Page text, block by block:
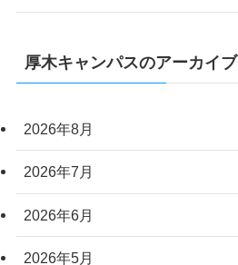
厚木キャンパスのアーカイブ
2026年8月
2026年7月
2026年6月
2026年5月